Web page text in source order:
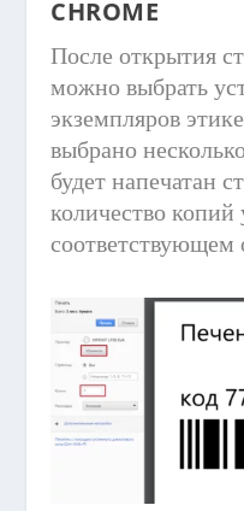
CHROME
После открытия
можно выбрать
экземпляров
выбрано
будет напечатан
количество копий
соответствующем